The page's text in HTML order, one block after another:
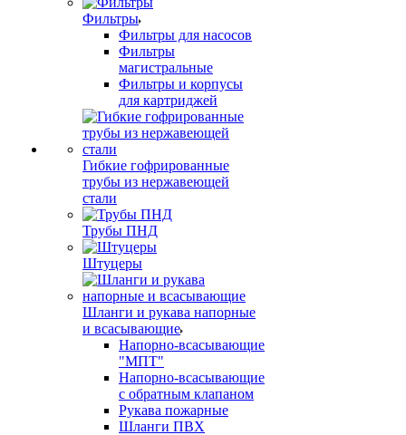
Фильтры
Фильтры для насосов
Фильтры
магистральные
Фильтры и корпусы
для картриджей
Гибкие гофрированные
трубы из нержавеющей
стали
Трубы ПНД
Штуцеры
Шланги и рукава напорные
и всасывающие
Напорно-всасывающие
"МПТ"
Напорно-всасывающие
с обратным клапаном
Рукава пожарные
Шланги ПВХ